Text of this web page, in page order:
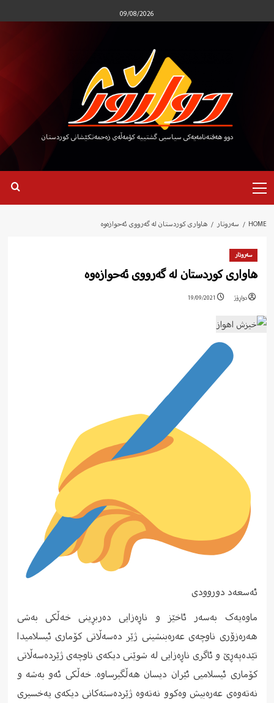
to
09/08/2026
دوو هەفتەنامەیەکی سیاسیی گشتییە کۆمەڵەی زەحمەتکێشانی کوردستان
Menu
HOME سەروتار هاواری کوردستان لە گەرووی ئەحوازەوە
سەروتار
هاواری کوردستان لە گەرووی ئەحوازەوە
دواڕۆژ 19/09/2021
ئەسعەد دوروودی
ماوەیەک بەسەر ئاخێز و ناڕەزایی دەربڕینی خەڵکی بەشی
هەرەزۆری ناوچەی عەرەبنشینی ژێر دەسەڵاتی کۆماری ئیسلامیدا
تێدەپەڕێ و ئاگری ناڕەزایی لە شوێنی دیکەی ناوچەی ژێردەسەڵاتی
کۆماری ئیسلامیی ئێران دیسان هەڵگیرساوە. خەڵکی ئەو بەشە و
نەتەوەی عەرەبیش وەکوو نەتەوە ژێردەستەکانی دیکەی یەخسیری